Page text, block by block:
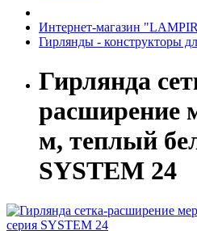
Интернет-магазин
Гирлянды - конструкторы
Гирлянда
расширение
м, теплый
SYSTEM 24